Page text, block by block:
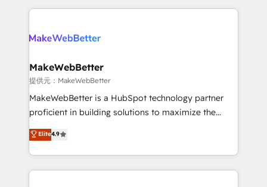
only firm in the world to hold Elite Partner
clients gain a unique advantage in CRM architecture,
market execution. Why B2B Businesses Choose RP: -
Secure: Soc2 compliant 🛡️ - Pricing: Implementations
starting at $1,5k 💵 - Speed: Launch in 14 days ⚡ -
Global: 75+ RPers across five continents 🌐 - Scale:
HubSpot Partner 🪴 - Sales Hub: More
implementations than any other Partner 💻 -
MakeWebBetter
提供元：MakeWebBetter
MakeWebBetter is a HubSpot technology partner
proficient in building solutions to maximize the
operational efficiency of HubSpot. The fastest-
growing tech-enabler & facilitator, MakeWebBetter,
hands you the blend of HubSpot expertise &
eminent solutions & integrations. Trust us to
Elite4.9